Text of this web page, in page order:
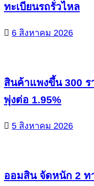
ทะเบียนรถรั่วไหล
6 สิงหาคม 2026
สินค้าแพงขึ้น 300 ร
พุ่งต่อ 1.95%
5 สิงหาคม 2026
ออมสิน จัดหนัก 2 ท